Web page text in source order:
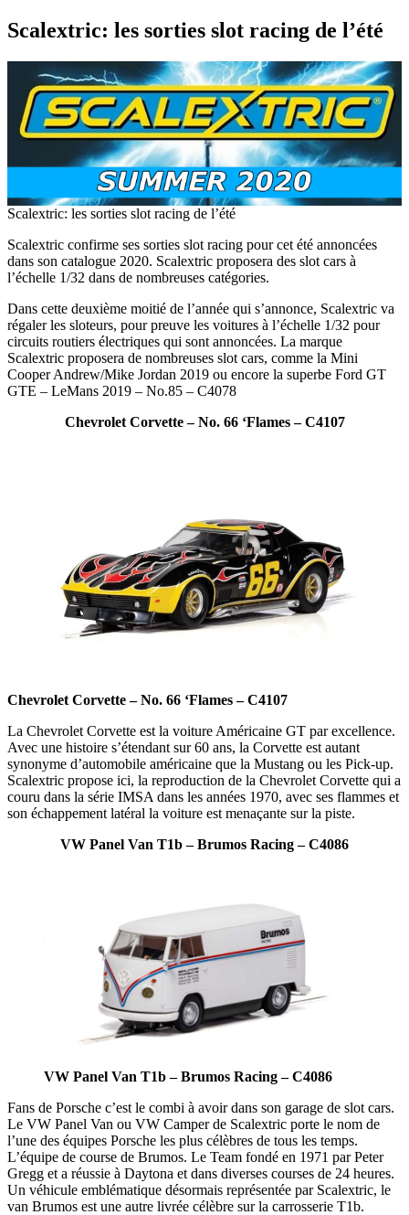
Scalextric: les sorties slot racing de l’été
Scalextric: les sorties slot racing de l’été
Scalextric confirme ses sorties slot racing pour cet été annoncées
dans son catalogue 2020. Scalextric proposera des slot cars à
l’échelle 1/32 dans de nombreuses catégories.
Dans cette deuxième moitié de l’année qui s’annonce, Scalextric va
régaler les sloteurs, pour preuve les voitures à l’échelle 1/32 pour
circuits routiers électriques qui sont annoncées. La marque
Scalextric proposera de nombreuses slot cars, comme la Mini
Cooper Andrew/Mike Jordan 2019 ou encore la superbe Ford GT
GTE – LeMans 2019 – No.85 – C4078
Chevrolet Corvette – No. 66 ‘Flames – C4107
Chevrolet Corvette – No. 66 ‘Flames – C4107
La Chevrolet Corvette est la voiture Américaine GT par excellence.
Avec une histoire s’étendant sur 60 ans, la Corvette est autant
synonyme d’automobile américaine que la Mustang ou les Pick-up.
Scalextric propose ici, la reproduction de la Chevrolet Corvette qui a
couru dans la série IMSA dans les années 1970, avec ses flammes et
son échappement latéral la voiture est menaçante sur la piste.
VW Panel Van T1b – Brumos Racing – C4086
VW Panel Van T1b – Brumos Racing – C4086
Fans de Porsche c’est le combi à avoir dans son garage de slot cars.
Le VW Panel Van ou VW Camper de Scalextric porte le nom de
l’une des équipes Porsche les plus célèbres de tous les temps.
L’équipe de course de Brumos. Le Team fondé en 1971 par Peter
Gregg et a réussie à Daytona et dans diverses courses de 24 heures.
Un véhicule emblématique désormais représentée par Scalextric, le
van Brumos est une autre livrée célèbre sur la carrosserie T1b.